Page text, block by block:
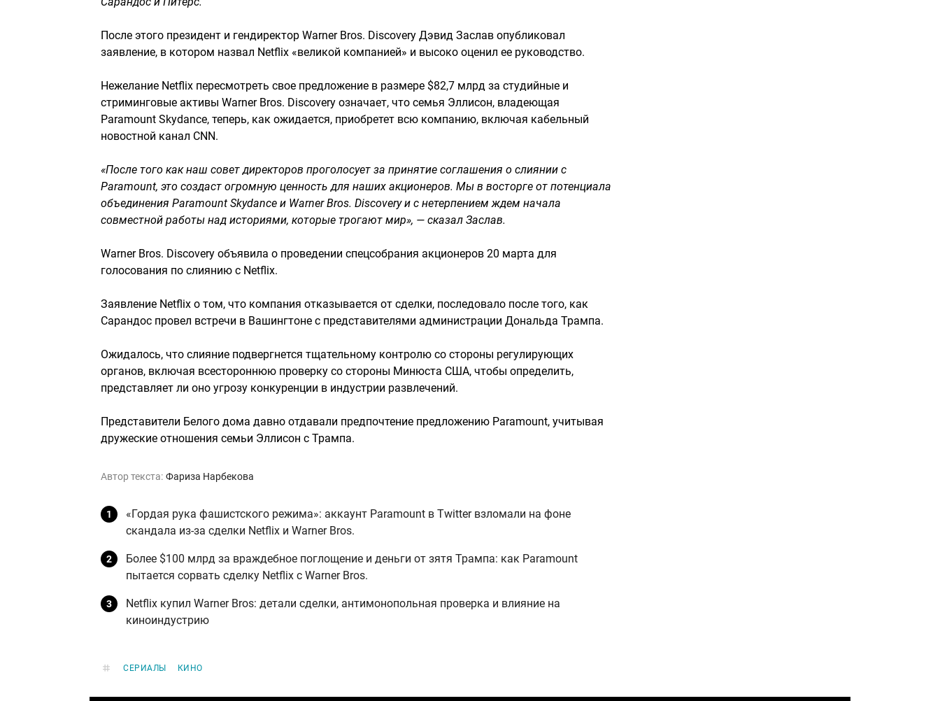
После этого президент и гендиректор Warner Bros. Discovery Дэвид Заслав опубликовал
заявление, в котором назвал Netflix «великой компанией» и высоко оценил ее руководство.
Нежелание Netflix пересмотреть свое предложение в размере $82,7 млрд за студийные и
стриминговые активы Warner Bros. Discovery означает, что семья Эллисон, владеющая
Paramount Skydance, теперь, как ожидается, приобретет всю компанию, включая кабельный
новостной канал CNN.
«После того как наш совет директоров проголосует за принятие соглашения о слиянии с
Paramount, это создаст огромную ценность для наших акционеров. Мы в восторге от потенциала
объединения Paramount Skydance и Warner Bros. Discovery и с нетерпением ждем начала
совместной работы над историями, которые трогают мир», — сказал Заслав.
Warner Bros. Discovery объявила о проведении спецсобрания акционеров 20 марта для
голосования по слиянию с Netflix.
Заявление Netflix о том, что компания отказывается от сделки, последовало после того, как
Сарандос провел встречи в Вашингтоне с представителями администрации Дональда Трампа.
Ожидалось, что слияние подвергнется тщательному контролю со стороны регулирующих
органов, включая всестороннюю проверку со стороны Минюста США, чтобы определить,
представляет ли оно угрозу конкуренции в индустрии развлечений.
Представители Белого дома давно отдавали предпочтение предложению Paramount, учитывая
дружеские отношения семьи Эллисон с Трампа.
Автор текста: Фариза Нарбекова
«Гордая рука фашистского режима»: аккаунт Paramount в Twitter взломали на фоне
скандала из-за сделки Netflix и Warner Bros.
Более $100 млрд за враждебное поглощение и деньги от зятя Трампа: как Paramount
пытается сорвать сделку Netflix с Warner Bros.
Netflix купил Warner Bros: детали сделки, антимонопольная проверка и влияние на
киноиндустрию
СЕРИАЛЫ КИНО